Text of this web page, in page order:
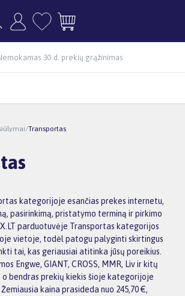
30 d. prekių grąžinimas
/Transportas
kategorijoje esančias prekes internetu,
pasirinkimą, pristatymo terminą ir pirkimo
parduotuvėje Transportas kategorijos
vietoje, todėl patogu palyginti skirtingus
tai, kas geriausiai atitinka jūsų poreikius.
Engwe, GIANT, CROSS, MMR, Liv ir kitų
bendras prekių kiekis šioje kategorijoje
kaina prasideda nuo 245,70 €,